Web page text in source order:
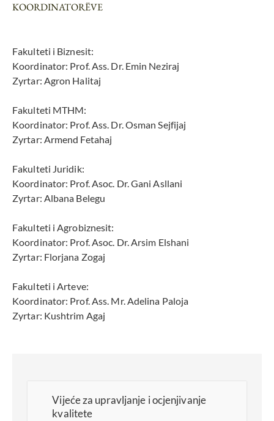
KOORDINATORËVE
Fakulteti i Biznesit:
Koordinator: Prof. Ass. Dr. Emin Neziraj
Zyrtar: Agron Halitaj
Fakulteti MTHM:
Koordinator: Prof. Ass. Dr. Osman Sejfijaj
Zyrtar: Armend Fetahaj
Fakulteti Juridik:
Koordinator: Prof. Asoc. Dr. Gani Asllani
Zyrtar: Albana Belegu
Fakulteti i Agrobiznesit:
Koordinator: Prof. Asoc. Dr. Arsim Elshani
Zyrtar: Florjana Zogaj
Fakulteti i Arteve:
Koordinator: Prof. Ass. Mr. Adelina Paloja
Zyrtar: Kushtrim Agaj
Vijeće za upravljanje i ocjenjivanje
kvalitete